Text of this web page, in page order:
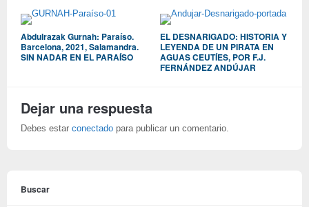
Abdulrazak Gurnah: Paraíso.
Barcelona, 2021, Salamandra.
SIN NADAR EN EL PARAÍSO
EL DESNARIGADO: HISTORIA Y
LEYENDA DE UN PIRATA EN
AGUAS CEUTÍES, POR F.J.
FERNÁNDEZ ANDÚJAR
Dejar una respuesta
Debes estar conectado para publicar un comentario.
Buscar